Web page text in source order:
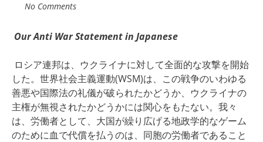
No Comments
Our Anti War Statement in Japanese
ロシア連邦は、ウクライナに対して全面的な攻撃を開始
した。世界社会主義運動(WSM)は、この戦争のいわゆる
善悪や国際法の礼儀が破られたかどうか、ウクライナの
主権が無視されたかどうかには関心をもたない。我々
は、労働者として、大国が繰り広げる地政学的なゲーム
のために血で代償を払うのは、同胞の労働者であること